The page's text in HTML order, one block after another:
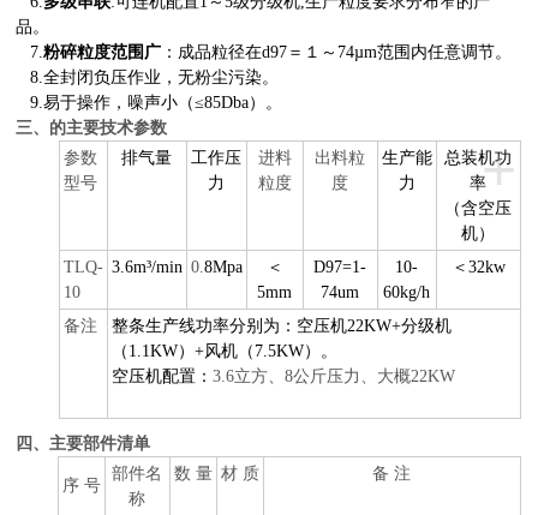
品。
7.粉碎粒度范围广 ：成品粒径在d97 ＝１～74µm范围内任意调节。
8.全封闭负压作业，无粉尘污染。
9.易于操作，噪声小（≤85Dba） 。
三、 的主要技术参数
+
参数
型号
排气量
工作压
力
进料
粒度
出料粒
度
生产能
力
总装机功
率
（含空压
机）
TLQ-
10
3.6m³/min 0.8Mpa
＜
5mm
D97=1-
74um
10-
60kg/h
＜32kw
备注
整条生产线功率分别为：空压机22KW+分级机
（1.1KW）+风机（7.5KW）。
空压机配置： 3.6立方、8公斤压力、大概22KW
四、主要部件清单
序 号
部件名
称
数 量 材 质 备 注